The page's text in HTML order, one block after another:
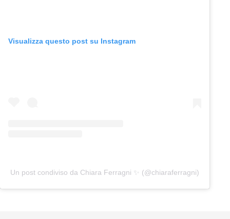
Visualizza questo post su Instagram
Un post condiviso da Chiara Ferragni ✨ (@chiaraferragni)